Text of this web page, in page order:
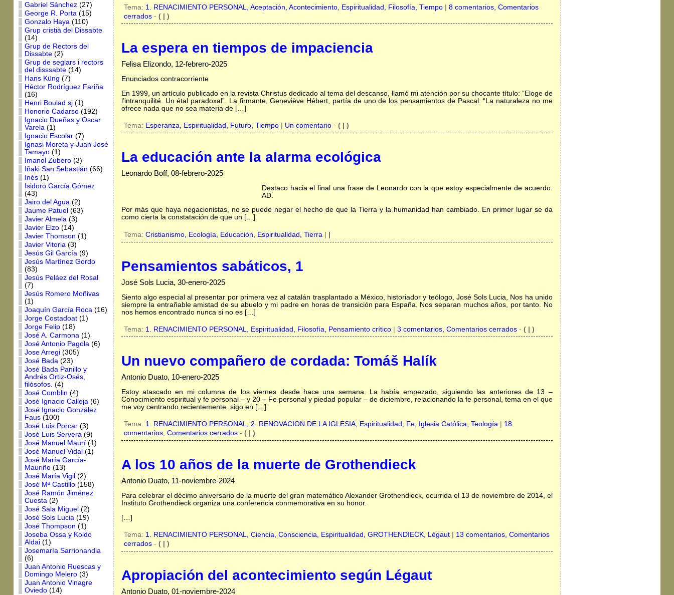
Gabriel Sánchez(27)
George R. Porta(15)
Gonzalo Haya(110)
Grup cristià del Dissabte
(14)
Grup de Rectors del
Dissabte(2)
Grup de seglars i rectors
del disssabte(14)
Hans Küng (7)
Héctor Rodríguez Fariña
(16)
Henri Boulad sj(1)
Honorio Cadarso(192)
Ignacio Dueñas y Oscar
Varela(1)
Ignacio Escolar(7)
Ignasi Moreta y Juan José
Tamayo(1)
Imanol Zubero(3)
Iñaki San Sebastián (66)
Inés(1)
Isidoro García Gómez
(43)
Jairo del Agua(2)
Jaume Patuel (63)
Javier Almela(3)
Javier Elzo(14)
Javier Thomson (1)
Javier Vitoria(3)
Jesús Gil García(9)
Jesús Martínez Gordo
(83)
Jesús Peláez del Rosal
(7)
Jesús Romero Moñivas
(1)
Joaquín García Roca(16)
Jorge Costadoat(1)
Jorge Felip(18)
José A. Carmona(1)
José Antonio Pagola(6)
Jose Arregi(305)
José Bada(23)
José Bada Panillo y
Andrés Ortiz-Osés,
filósofos. (4)
José Comblin (4)
José Ignacio Calleja(6)
José Ignacio González
Faus(100)
José Luis Porcar(3)
José Luis Servera(9)
José Manuel Maurí(1)
José Manuel Vidal (1)
José María García-
Mauriño(13)
José María Vigil (2)
José Mª Castillo(158)
José Ramón Jiménez
Cuesta(2)
José Sala Miguel (2)
José Sols Lucia(19)
José Thompson (1)
Joseba Ossa y Koldo
Aldai(1)
Josemaría Sarrionandia
(6)
Juan Antonio Ruescas y
Domingo Melero(3)
Juan Antonio Vinagre
Oviedo(14)
Tema: 1. RENACIMIENTO PERSONAL, Aceptación, Acontecimiento, Espiritualidad, Filosofía, Tiempo| 8 comentarios, Comentarios
cerrados- ( | )
La espera en tiempos de impaciencia
Felisa Elizondo, 12-febrero-2025
Enunciados contracorriente
En 1999, un artículo publicado en la revista Christus dedicado al tema del descanso, llamó mi atención por su chocante título: “Eloge de
l’intranquilité. Un étal paradoxal”. La firmante, Geneviève Hébert, partía de uno de los pensamientos de Pascal: “La naturaleza no me
ofrece nada que no sea materia de […]
Tema: Esperanza, Espiritualidad, Futuro, Tiempo| Un comentario- ( | )
La educación ante la alarma ecológica
Leonardo Boff, 08-febrero-2025
Destaco hacia el final una frase de Leonardo con la que estoy especialmente de acuerdo.
AD.
Por más que haya negacionistas, no se puede negar el hecho de que la Tierra y la humanidad han cambiado. En primer lugar se da
como cierta la constatación de que un […]
Tema: Cristianismo, Ecología, Educación, Espiritualidad, Tierra|
Pensamientos sabáticos, 1
José Sols Lucia, 30-enero-2025
Siento algo especial al presentar por primera vez al catalán trasplantado a México, historiador y teólogo, José Sols Lucia, Nos ha unido
siempre la entrañable amistad de su abuelo y mi padre en horas de transición para España. Nos separan muchos años, por tanto. No
nos hemos encontrado nunca si no es […]
Tema: 1. RENACIMIENTO PERSONAL, Espiritualidad, Filosofía, Pensamiento crítico| 3 comentarios, Comentarios cerrados- ( | )
Un nuevo compañero de cordada: Tomáš Halík
Antonio Duato, 10-enero-2025
Estoy atascado en mi columna de los viernes desde hace una semana. La había empezado, siguiendo las anteriores de 13 –
Conocimiento espiritual y fe personal – y 20 – Fe personal y piedad popular – de diciembre, relacionando la fe personal, tema en el que
me voy centrando recientemente. sigo en […]
Tema: 1. RENACIMIENTO PERSONAL, 2. RENOVACION DE LA IGLESIA, Espiritualidad, Fe, Iglesia Católica, Teología| 18
comentarios, Comentarios cerrados- ( | )
A los 10 años de la muerte de Grothendieck
Antonio Duato, 11-noviembre-2024
Para celebrar el décimo aniversario de la muerte del gran matemático Alexander Grothendieck, ocurrida el 13 de noviembre de 2014, el
Instituto Grothendieck organiza una conferencia conmemorativa en su honor.
[…]
Tema: 1. RENACIMIENTO PERSONAL, Ciencia, Consciencia, Espiritualidad, GROTHENDIECK, Légaut| 13 comentarios, Comentarios
cerrados- ( | )
Apropiación del acontecimiento según Légaut
Antonio Duato, 01-noviembre-2024